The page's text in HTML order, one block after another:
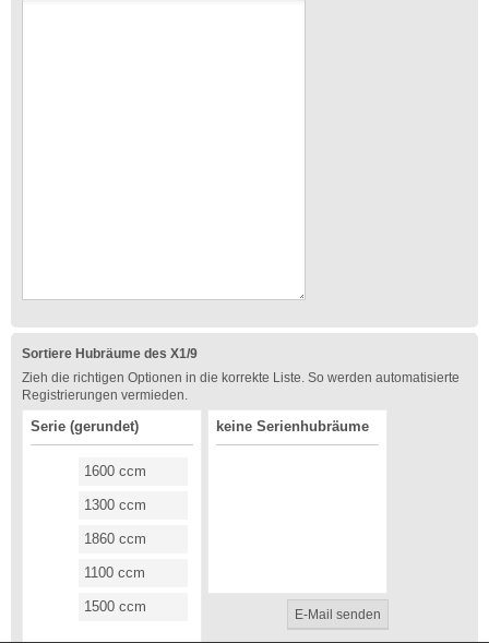
Sortiere Hubräume des X1/9
Zieh die richtigen Optionen in die korrekte Liste. So werden automatisierte
Registrierungen vermieden.
Serie (gerundet)
1600 ccm
1300 ccm
1860 ccm
1100 ccm
1500 ccm
keine Serienhubräume